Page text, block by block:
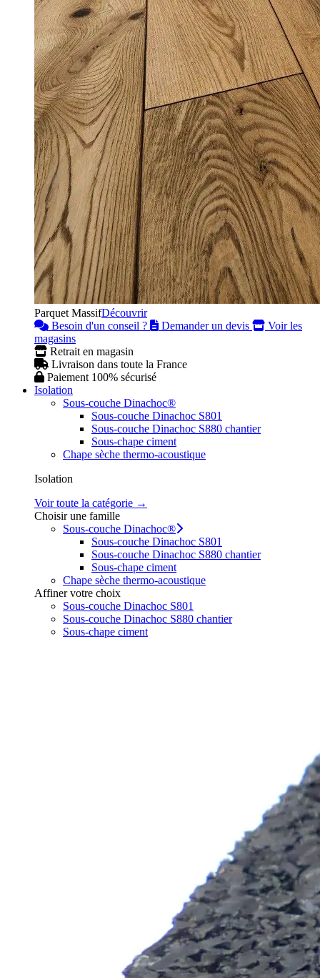
Parquet MassifDécouvrir
Besoin d'un conseil ?
Demander un devis
Voir les
magasins
Retrait en magasin
Livraison dans toute la France
Paiement 100% sécurisé
Isolation
Sous-couche Dinachoc®
Sous-couche Dinachoc S801
Sous-couche Dinachoc S880 chantier
Sous-chape ciment
Chape sèche thermo-acoustique
Isolation
Voir toute la catégorie →
Choisir une famille
Sous-couche Dinachoc®
Sous-couche Dinachoc S801
Sous-couche Dinachoc S880 chantier
Sous-chape ciment
Chape sèche thermo-acoustique
Affiner votre choix
Sous-couche Dinachoc S801
Sous-couche Dinachoc S880 chantier
Sous-chape ciment